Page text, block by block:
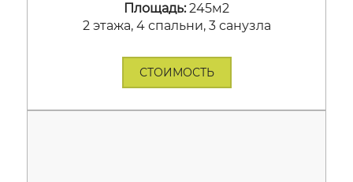
Площадь:245м2
2 этажа, 4 спальни, 3 санузла
СТОИМОСТЬ